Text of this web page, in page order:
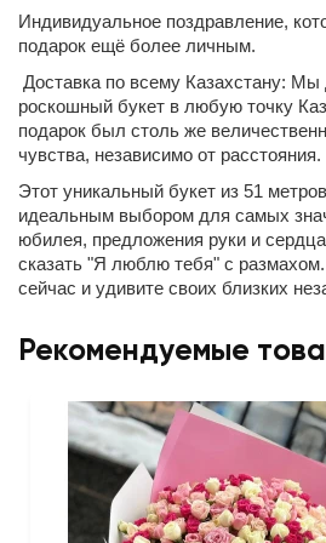
Индивидуальное поздравление,
подарок ещё более личным.
Доставка по всему Казахстану: Мы
роскошный букет в любую точку
подарок был столь же
чувства, независимо от расстояния.
Этот уникальный букет из 51
идеальным выбором для самых
юбилея, предложения руки и
сказать "Я люблю тебя" с
сейчас и удивите своих близких
Рекомендуемые